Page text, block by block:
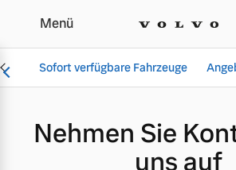
Kontakformular
Menü
Sofort verfügbare Fahrzeuge
Nehmen Sie
uns auf